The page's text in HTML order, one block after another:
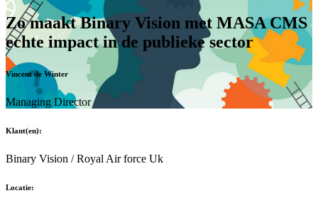
Zo maakt Binary Vision met MASA CMS
echte impact in de publieke sector
Vincent de Winter
Managing Director
Klant(en):
Binary Vision / Royal Air force Uk
Locatie: